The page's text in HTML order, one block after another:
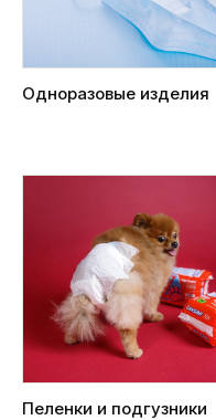
Одноразовые изделия
Пеленки и подгузники